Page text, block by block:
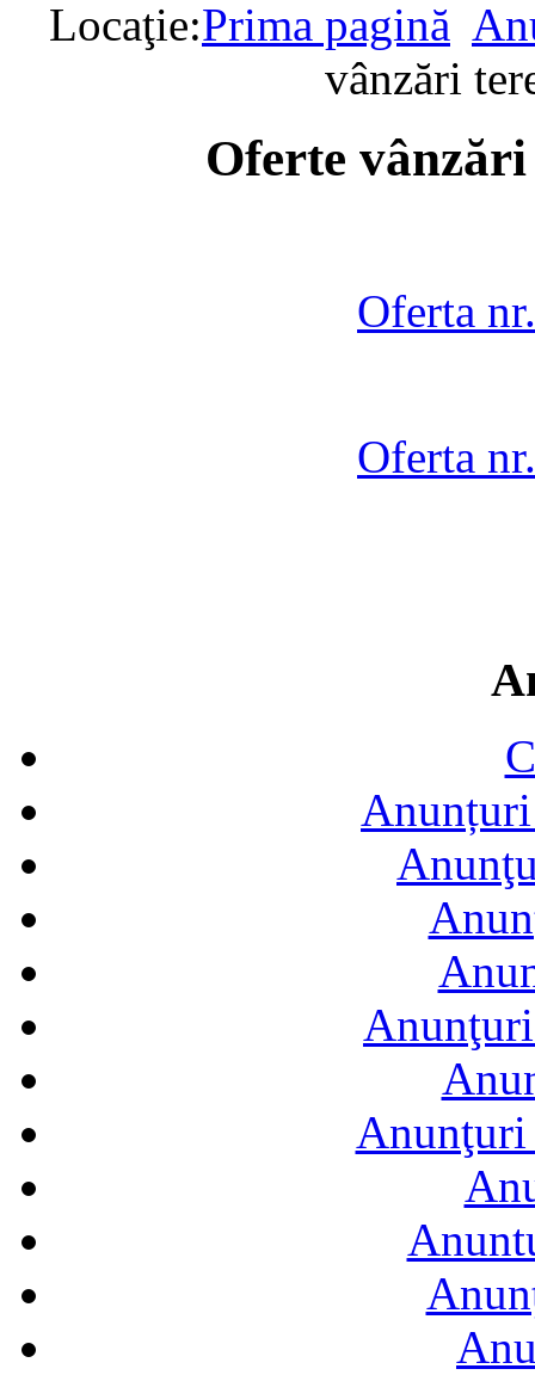
Locaţie:Prima pagină
vânzări
Oferte
Oferta
Oferta